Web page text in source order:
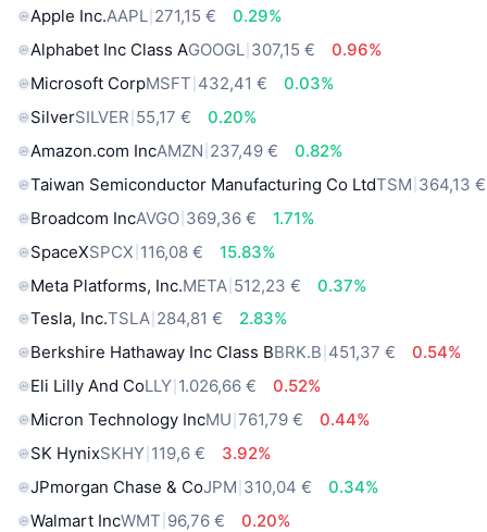
Apple Inc.AAPL 271,15 €
0.29%
Alphabet Inc Class AGOOGL 307,15 €
0.96%
Microsoft CorpMSFT 432,41 €
0.03%
SilverSILVER 55,17 €
0.20%
Amazon.com IncAMZN 237,49 €
0.82%
Taiwan Semiconductor Manufacturing Co LtdTSM 364,13 €
Broadcom IncAVGO 369,36 €
1.71%
SpaceXSPCX 116,08 €
15.83%
Meta Platforms, Inc.META 512,23 €
0.37%
Tesla, Inc.TSLA 284,81 €
2.83%
Berkshire Hathaway Inc Class BBRK.B 451,37 €
0.54%
Eli Lilly And CoLLY 1.026,66 €
0.52%
Micron Technology IncMU 761,79 €
0.44%
SK HynixSKHY 119,6 €
3.92%
JPmorgan Chase & CoJPM 310,04 €
0.34%
Walmart IncWMT 96,76 € 0.20%